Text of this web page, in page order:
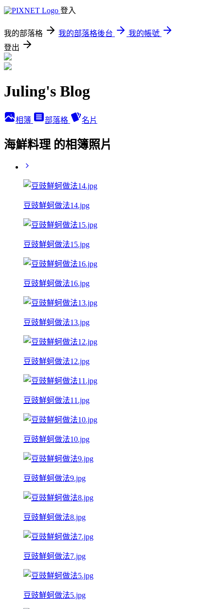
登入
我的部落格 我的部落格後台
我的帳號
登出
Juling's Blog
相簿 部落格 名片
海鮮料理 的相簿照片
豆豉鮮蚵做法14.jpg
豆豉鮮蚵做法15.jpg
豆豉鮮蚵做法16.jpg
豆豉鮮蚵做法13.jpg
豆豉鮮蚵做法12.jpg
豆豉鮮蚵做法11.jpg
豆豉鮮蚵做法10.jpg
豆豉鮮蚵做法9.jpg
豆豉鮮蚵做法8.jpg
豆豉鮮蚵做法7.jpg
豆豉鮮蚵做法5.jpg